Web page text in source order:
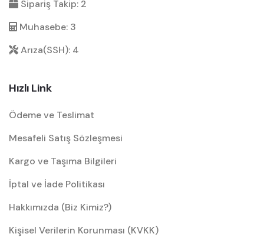
Sipariş Takip: 2
Muhasebe: 3
Arıza(SSH): 4
Hızlı Link
Ödeme ve Teslimat
Mesafeli Satış Sözleşmesi
Kargo ve Taşıma Bilgileri
İptal ve İade Politikası
Hakkımızda (Biz Kimiz?)
Kişisel Verilerin Korunması (KVKK)